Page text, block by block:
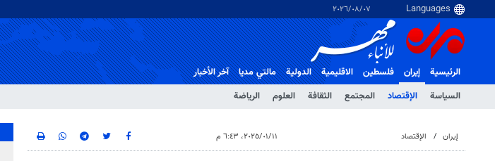
٠٧‏/٠٨‏/٢٠٢٦
الرئيسية
إيران
السياسة
الإقتصاد المجتمع الثقافة العلوم الرياضة
فلسطین الاقلیمیة الدولية مالتي مدیا آخر الأخبار
إيران الإقتصاد ١١‏/٠١‏/٢٠٢٥، ٦:٤٣ م